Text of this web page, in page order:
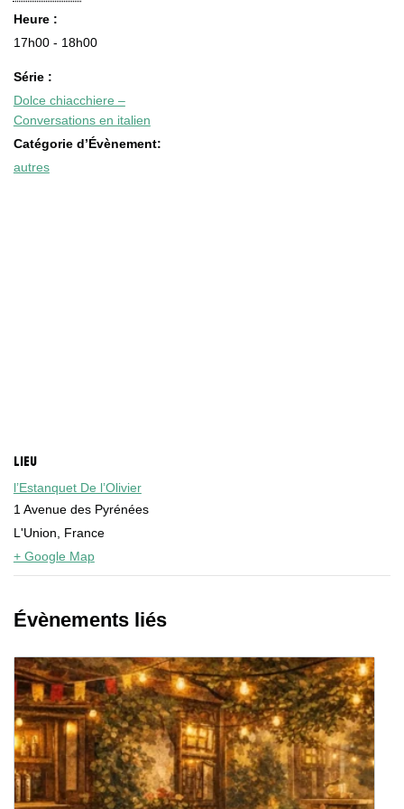
Heure :
17h00 - 18h00
Série :
Dolce chiacchiere –
Conversations en italien
Catégorie d’Évènement:
autres
LIEU
l’Estanquet De l’Olivier
1 Avenue des Pyrénées
L'Union, France
+ Google Map
Évènements liés